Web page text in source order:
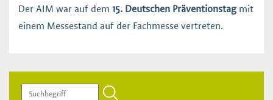
Der AIM war auf dem 15. Deutschen Präventionstag mit
einem Messestand auf der Fachmesse vertreten.